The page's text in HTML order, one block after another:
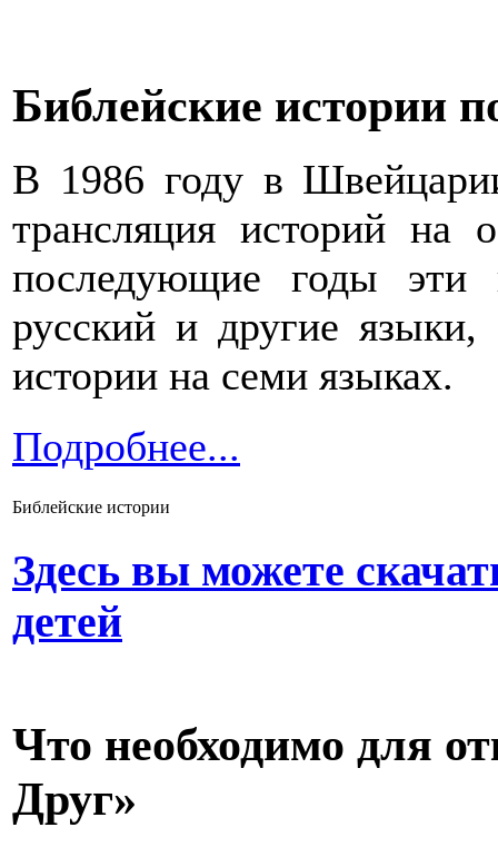
Библейские истории
В 1986 году в
трансляция историй на
последующие годы эти
русский и другие
истории на семи языках.
Подробнее...
Библейские истории
Здесь вы можете
детей
Что необходимо для
Друг»